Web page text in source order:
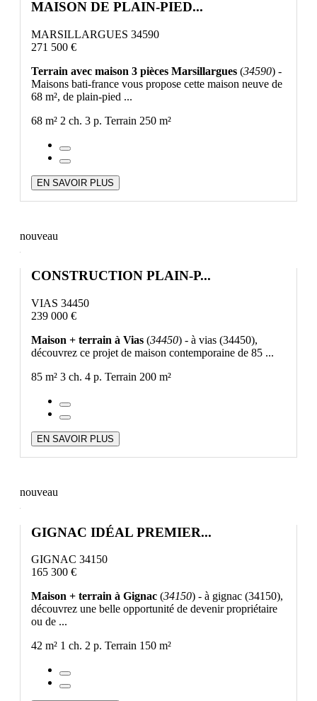
MAISON DE PLAIN-PIED...
MARSILLARGUES 34590
271 500 €
Terrain avec maison 3 pièces Marsillargues (34590) -
Maisons bati-france vous propose cette maison neuve de
68 m², de plain-pied ...
68 m² 2 ch. 3 p. Terrain 250 m²
EN SAVOIR PLUS
nouveau
CONSTRUCTION PLAIN-P...
VIAS 34450
239 000 €
Maison + terrain à Vias (34450) - à vias (34450),
découvrez ce projet de maison contemporaine de 85 ...
85 m² 3 ch. 4 p. Terrain 200 m²
EN SAVOIR PLUS
nouveau
GIGNAC IDÉAL PREMIER...
GIGNAC 34150
165 300 €
Maison + terrain à Gignac (34150) - à gignac (34150),
découvrez une belle opportunité de devenir propriétaire
ou de ...
42 m² 1 ch. 2 p. Terrain 150 m²